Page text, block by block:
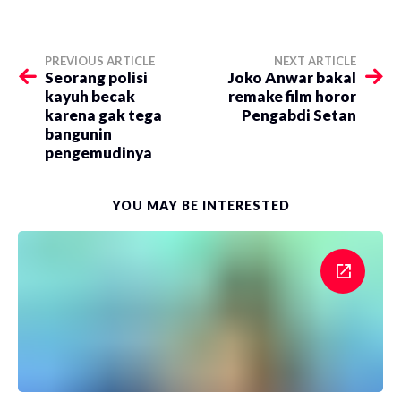
PREVIOUS ARTICLE
Seorang polisi
kayuh becak
karena gak tega
bangunin
pengemudinya
NEXT ARTICLE
Joko Anwar bakal
remake film horor
Pengabdi Setan
YOU MAY BE INTERESTED